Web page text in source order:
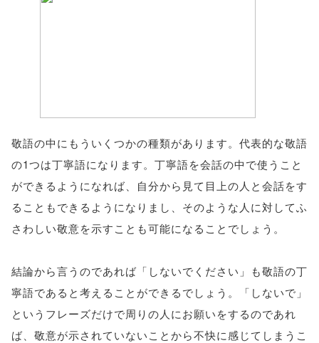
敬語の中にもういくつかの種類があります。代表的な敬語
の1つは丁寧語になります。丁寧語を会話の中で使うこと
ができるようになれば、自分から見て目上の人と会話をす
ることもできるようになりまし、そのような人に対してふ
さわしい敬意を示すことも可能になることでしょう。
結論から言うのであれば「しないでください」も敬語の丁
寧語であると考えることができるでしょう。「しないで」
というフレーズだけで周りの人にお願いをするのであれ
ば、敬意が示されていないことから不快に感じてしまうこ